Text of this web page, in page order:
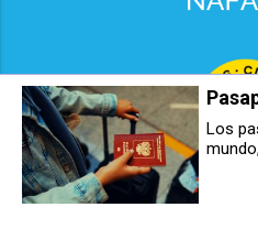
Los